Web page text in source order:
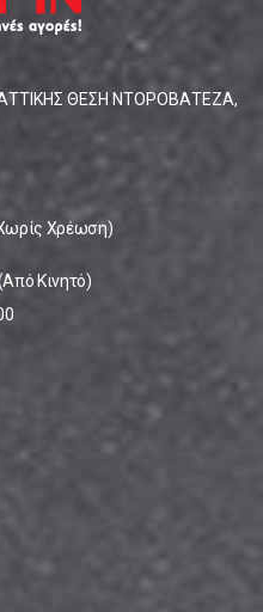
ΘΕΣΗ ΝΤΟΡΟΒΑΤΕΖΑ,
Χρέωση)
Κινητό)